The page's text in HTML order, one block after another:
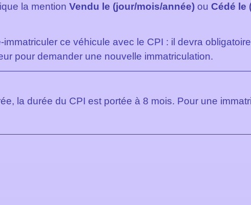
la mention Vendu le (jour/mois/année) ou Cédé le
ce véhicule avec le CPI : il devra
pour demander une nouvelle immatriculation.
la durée du CPI est portée à 8 mois. Pour une